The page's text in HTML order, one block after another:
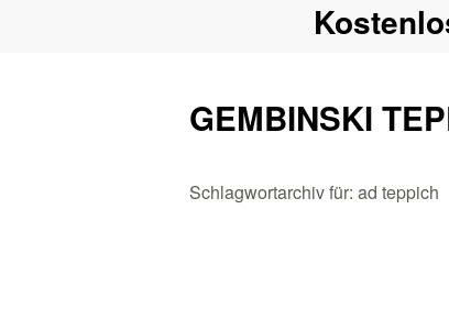
GEMBINSKI
Schlagwortarchiv für: ad teppich